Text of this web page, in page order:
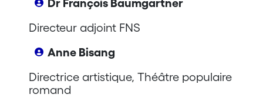
Dr François Baumgartner
Directeur adjoint FNS
Anne Bisang
Directrice artistique, Théâtre populaire
romand